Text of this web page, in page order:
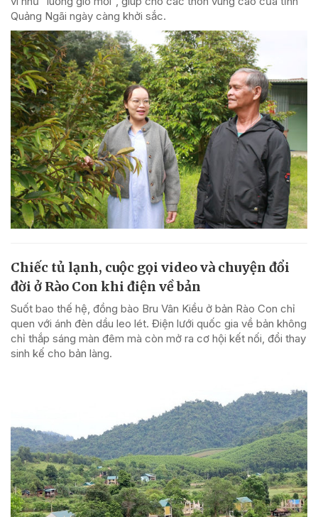
Quảng Ngãi ngày càng khởi sắc.
Chiếc tủ lạnh, cuộc gọi video và chuyện đổi
đời ở Rào Con khi điện về bản
Suốt bao thế hệ, đồng bào Bru Vân Kiều ở bản Rào Con chỉ
quen với ánh đèn dầu leo lét. Điện lưới quốc gia về bản không
chỉ thắp sáng màn đêm mà còn mở ra cơ hội kết nối, đổi thay
sinh kế cho bản làng.